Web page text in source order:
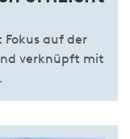
auf der
verknüpft mit